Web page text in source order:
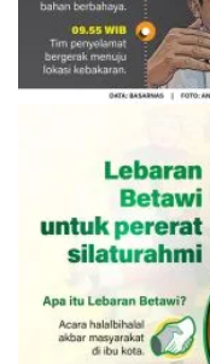
Evakuasi
Mutiara
3 Agustus 2026